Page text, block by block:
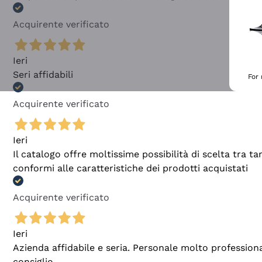
Acquirente verificato
Ieri
Seri affidabili
Acquirente verificato
Ieri
Il catalogo offre moltissime possibilità di scelta tra
conformi alle caratteristiche dei prodotti acquistati
Acquirente verificato
Ieri
Azienda affidabile e seria. Personale molto
For